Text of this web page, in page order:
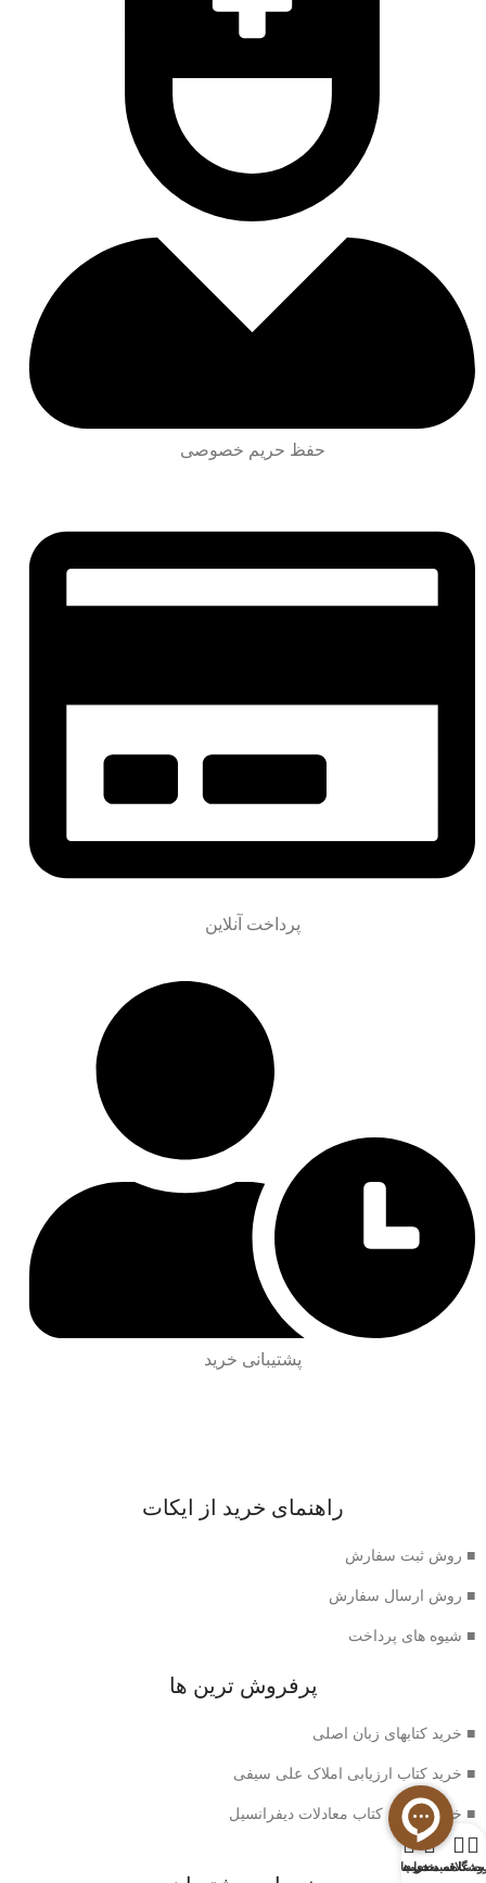
حفظ حریم خصوصی
پرداخت آنلاین
پشتیبانی خرید
راهنمای خرید از ایکات
■ روش ثبت سفارش
■ روش ارسال سفارش
■ شیوه های پرداخت
پرفروش ترین ها
■ خرید کتابهای زبان اصلی
■ خرید کتاب ارزیابی املاک علی سیفی
■ خرید بهترین کتاب معادلات دیفرانسیل
علاقه مندی ها
0
سبد خرید
حساب من